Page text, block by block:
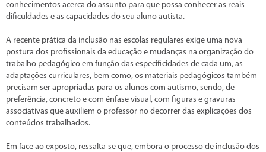
conhecimentos acerca do assunto para que possa conhecer as reais
dificuldades e as capacidades do seu aluno autista.
A recente prática da inclusão nas escolas regulares exige uma nova
postura dos profissionais da educação e mudanças na organização do
trabalho pedagógico em função das especificidades de cada um, as
adaptações curriculares, bem como, os materiais pedagógicos também
precisam ser apropriadas para os alunos com autismo, sendo, de
preferência, concreto e com ênfase visual, com figuras e gravuras
associativas que auxiliem o professor no decorrer das explicações dos
conteúdos trabalhados.
Em face ao exposto, ressalta-se que, embora o processo de inclusão dos